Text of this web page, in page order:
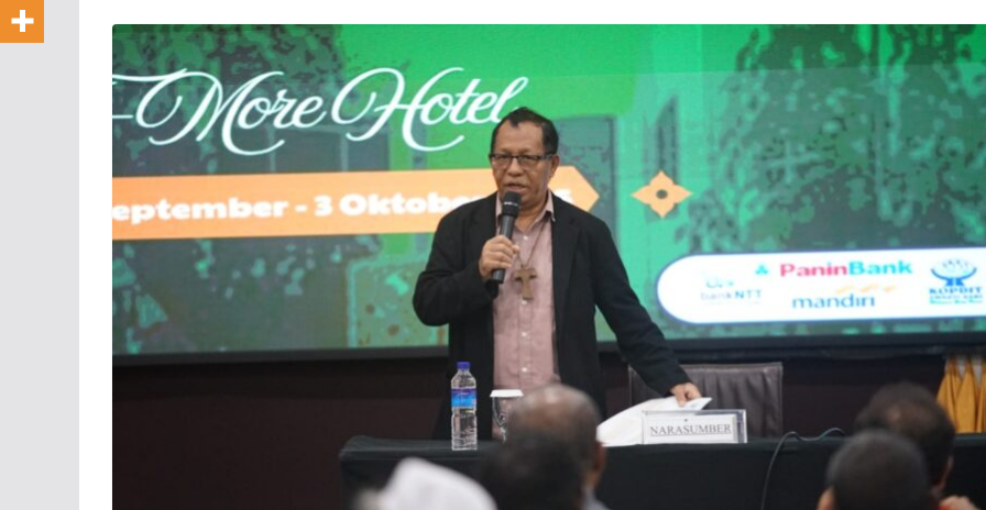
Pesan Paus Leo XIV
untuk Hari Komunikasi
Sosial Sedunia ke-60
13/05/2026 KomsosKAK
Paroki Santo Yosef
Naikoten Teguhkan
Keharmonisan
Melalui Seminar
Komunikasi
01/08/2026 KomsosKAK